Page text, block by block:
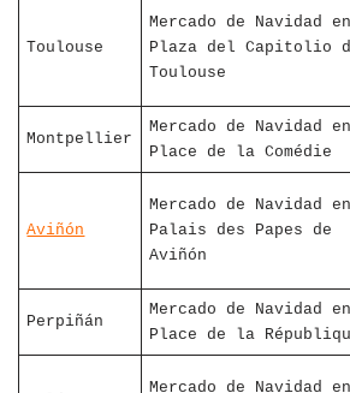
Toulouse
Mercado de Navidad
Plaza del Capitolio
Toulouse
Montpellier
Mercado de Navidad
Place de la Comédie
Aviñón
Mercado de Navidad
Palais des Papes de
Aviñón
Perpiñán
Mercado de Navidad
Place de la
Mercado de Navidad